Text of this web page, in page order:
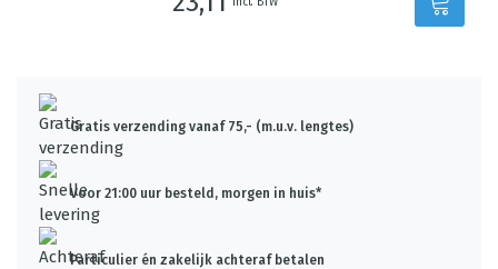
Gratis verzending vanaf 75,- (m.u.v. lengtes)
Voor 21:00 uur besteld, morgen in huis*
Particulier én zakelijk achteraf betalen